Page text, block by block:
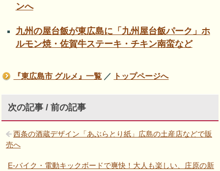
ンへ
九州の屋台飯が東広島に「九州屋台飯パーク」ホ
ルモン焼・佐賀牛ステーキ・チキン南蛮など
『東広島市 グルメ』一覧 ／ トップページへ
次の記事 / 前の記事
西条の酒蔵デザイン「あぶらとり紙」広島の土産店などで販
売へ
E-バイク・電動キックボードで爽快！大人も楽しい、庄原の新